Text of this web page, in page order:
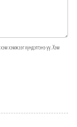
хэмжээг хүндэтгэнэ үү. Хэм